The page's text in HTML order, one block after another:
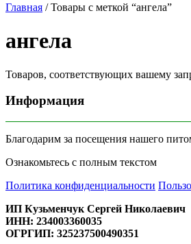
Главная / Товары с меткой “ангела”
ангела
Товаров, соответствующих вашему
Информация
Благодарим за посещения нашего
Ознакомьтесь с полным текстом
Политика конфиденциальности
ИП Кузьменчук Сергей Николаевич
ИНН: 234003360035
ОГРГИП: 325237500490351